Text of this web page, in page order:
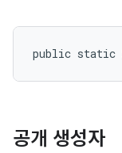
public static
공개 생성자